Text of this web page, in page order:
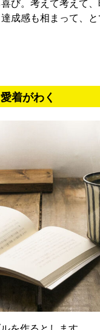
び。考えて考えて
達成感も相まって、
着がわく